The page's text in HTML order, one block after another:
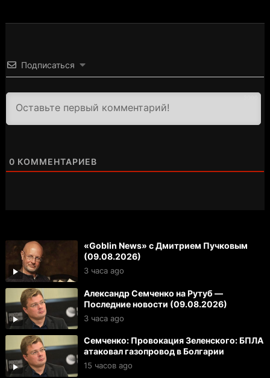
Подписаться
0 КОММЕНТАРИЕВ
«Goblin News» с Дмитрием Пучковым
(09.08.2026)
3 часа ago
Александр Семченко на Рутуб —
Последние новости (09.08.2026)
3 часа ago
Семченко: Провокация Зеленского: БПЛА
атаковал газопровод в Болгарии
15 часов ago